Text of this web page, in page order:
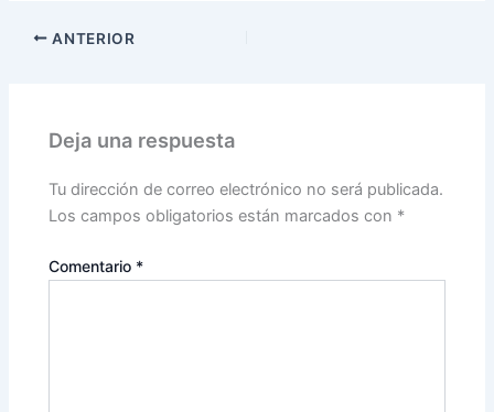
ANTERIOR
Deja una respuesta
Tu dirección de correo electrónico no será publicada.
Los campos obligatorios están marcados con *
Comentario *